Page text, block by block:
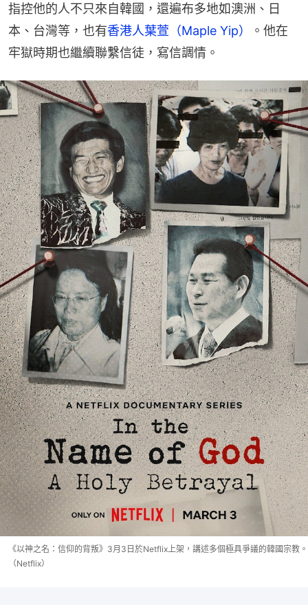
指控他的人不只來自韓國，還遍布多地如澳洲、日
本、台灣等，也有香港人葉萱（Maple Yip）
。他在
牢獄時期也繼續聯繫信徒，寫信調情。
《以神之名：信仰的背叛》3月3日於Netflix上架，講述多個極具爭議的韓國宗教。
（Netflix）